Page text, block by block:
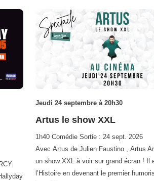
Jeudi 24 septembre à 20h30
Artus le show XXL
1h40 Comédie Sortie : 24 sept. 2026
Avec Artus de Julien Faustino , Artus
un show XXL à voir sur grand écran ! Il
l’Histoire en devenant le premier